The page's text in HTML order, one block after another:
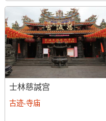
士林慈諴宫
古迹-寺庙